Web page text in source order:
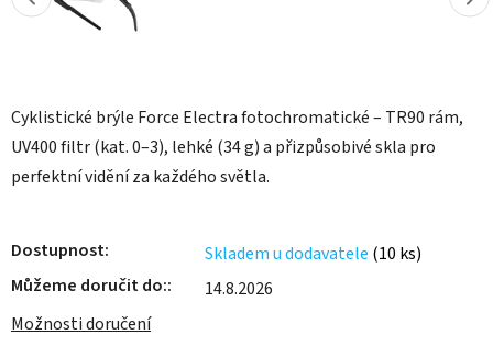
Cyklistické brýle Force Electra fotochromatické – TR90 rám,
UV400 filtr (kat. 0–3), lehké (34 g) a přizpůsobivé skla pro
perfektní vidění za každého světla.
Dostupnost Skladem u dodavatele (10 ks)
Můžeme doručit do:
14.8.2026
Možnosti doručení